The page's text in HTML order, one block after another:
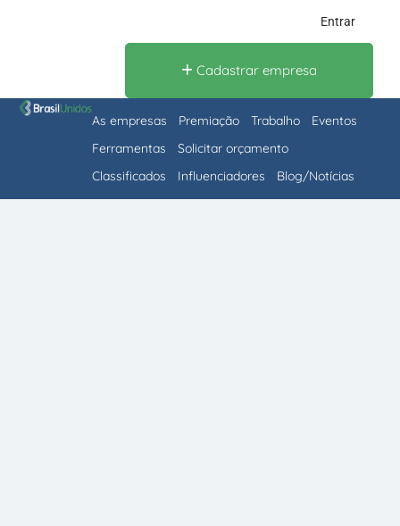
Entrar
Cadastrar empresa
As empresas Premiação Trabalho
Eventos
Ferramentas
Solicitar orçamento
Classificados
Influenciadores Blog/Notícias